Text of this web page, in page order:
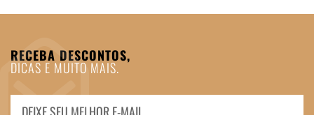
RECEBA DESCONTOS,
DICAS E MUITO MAIS.